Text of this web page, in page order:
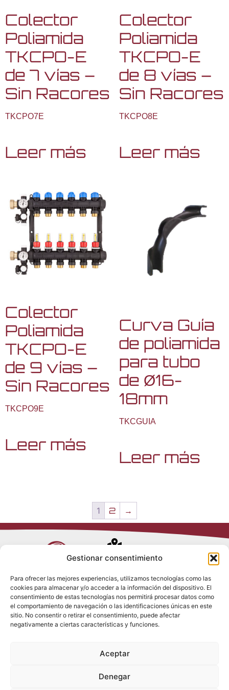
Gestionar consentimiento
Para ofrecer las mejores experiencias, utilizamos tecnologías como las
cookies para almacenar y/o acceder a la información del dispositivo. El
consentimiento de estas tecnologías nos permitirá procesar datos como
el comportamiento de navegación o las identificaciones únicas en este
sitio. No consentir o retirar el consentimiento, puede afectar
negativamente a ciertas características y funciones.
Aceptar
Denegar
Colector
Poliamida
TKCPO-E
de 7 vías –
Sin Racores
TKCPO7E
Leer más
Colector
Poliamida
TKCPO-E
de 8 vías –
Sin Racores
TKCPO8E
Leer más
Colector
Poliamida
TKCPO-E
de 9 vías –
Sin Racores
TKCPO9E
Leer más
Curva Guía
de poliamida
para tubo
de Ø16-
18mm
TKCGUIA
Leer más
1 2 →
Avenida de
28017 Madrid
(España)
(+34) 910 917
info@tenki-
Política de
Privacidad
Política de
Cookies